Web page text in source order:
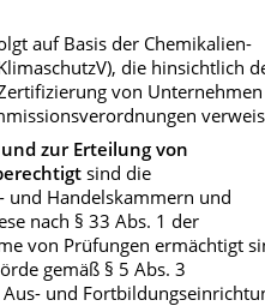
auf Basis der Chemikalien-
die hinsichtlich
von
zur Erteilung von
sind die
und Handelskammern und
nach § 33 Abs. 1 der
von Prüfungen ermächtigt
gemäß § 5 Abs. 3
und